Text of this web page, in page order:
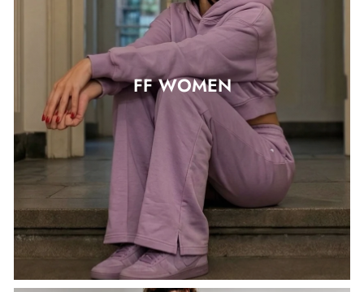
FF WOMEN